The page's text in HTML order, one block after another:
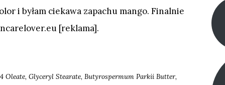
i byłam ciekawa zapachu mango. Finalnie
[reklama].
Oleate, Glyceryl Stearate, Butyrospermum Parkii Butter,